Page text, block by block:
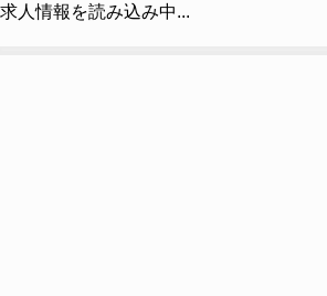
求人情報を読み込み中...